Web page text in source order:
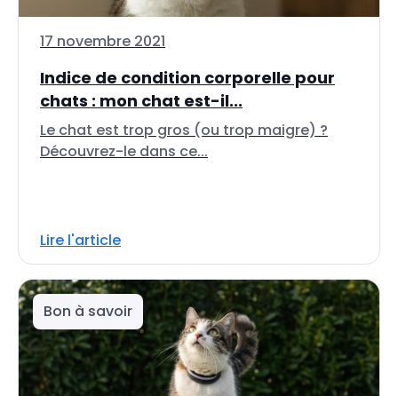
17 novembre 2021
Indice de condition corporelle pour
chats : mon chat est-il...
Le chat est trop gros (ou trop maigre) ?
Découvrez-le dans ce...
Lire l'article
Bon à savoir